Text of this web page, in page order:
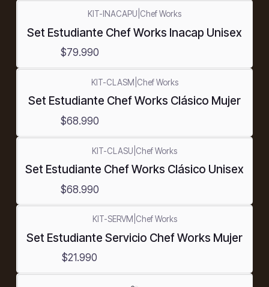
KIT-INACAPU Chef Works
Set Estudiante Chef Works Inacap Unisex
$79.990
KIT-CLASM Chef Works
Set Estudiante Chef Works Clásico Mujer
$68.990
KIT-CLASU Chef Works
Set Estudiante Chef Works Clásico Unisex
$68.990
KIT-SERVM Chef Works
Set Estudiante Servicio Chef Works Mujer
$21.990